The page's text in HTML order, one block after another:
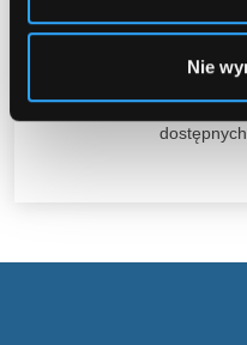
Nie
Wszelkie transakcje
Prosimy
Gorąco zapraszamy do